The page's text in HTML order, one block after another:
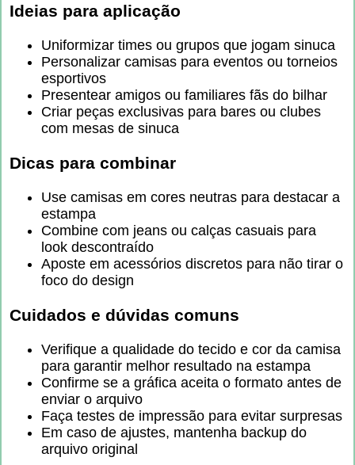
Ideias para aplicação
Uniformizar times ou grupos que jogam sinuca
Personalizar camisas para eventos ou torneios
esportivos
Presentear amigos ou familiares fãs do bilhar
Criar peças exclusivas para bares ou clubes
com mesas de sinuca
Dicas para combinar
Use camisas em cores neutras para destacar a
estampa
Combine com jeans ou calças casuais para
look descontraído
Aposte em acessórios discretos para não tirar o
foco do design
Cuidados e dúvidas comuns
Verifique a qualidade do tecido e cor da camisa
para garantir melhor resultado na estampa
Confirme se a gráfica aceita o formato antes de
enviar o arquivo
Faça testes de impressão para evitar surpresas
Em caso de ajustes, mantenha backup do
arquivo original